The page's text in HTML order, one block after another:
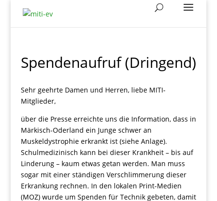
Spendenaufruf (Dringend)
Sehr geehrte Damen und Herren, liebe MITI-
Mitglieder,
über die Presse erreichte uns die Information, dass in
Märkisch-Oderland ein Junge schwer an
Muskeldystrophie erkrankt ist (siehe Anlage).
Schulmedizinisch kann bei dieser Krankheit – bis auf
Linderung – kaum etwas getan werden. Man muss
sogar mit einer ständigen Verschlimmerung dieser
Erkrankung rechnen. In den lokalen Print-Medien
(MOZ) wurde um Spenden für Technik gebeten, damit